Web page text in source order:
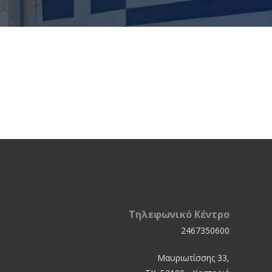
Τηλεφωνικό Κέντρο
2467350600
Μαυριωτίσσης 33,